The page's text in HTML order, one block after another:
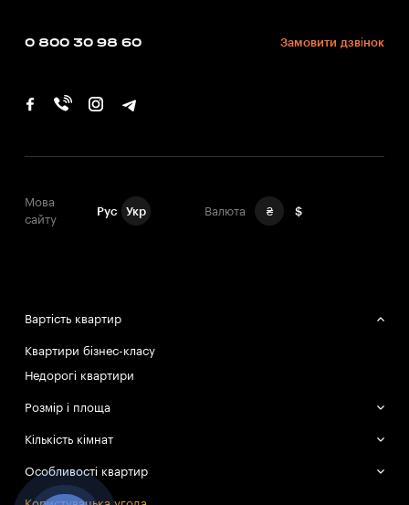
0 800 30 98 60 Замовити дзвінок
Мова
сайту
Рус Укр Валюта ₴ $
Вартість квартир
Квартири бізнес-класу
Недорогі квартири
Розмір і площа
Великі квартири
Маленькі квартири
Кількість кімнат
Однокімнатні квартири
Двокімнатні квартири
Особливості квартир